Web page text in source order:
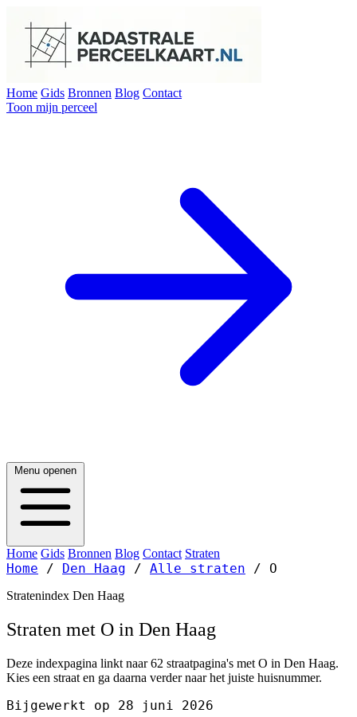
Home Gids Bronnen Blog Contact
Toon mijn perceel
Menu openen
Home Gids Bronnen Blog Contact Straten
Home / Den Haag / Alle straten / O
Stratenindex Den Haag
Straten met O in Den Haag
Deze indexpagina linkt naar 62 straatpagina's met O in Den Haag.
Kies een straat en ga daarna verder naar het juiste huisnummer.
Bijgewerkt op 28 juni 2026